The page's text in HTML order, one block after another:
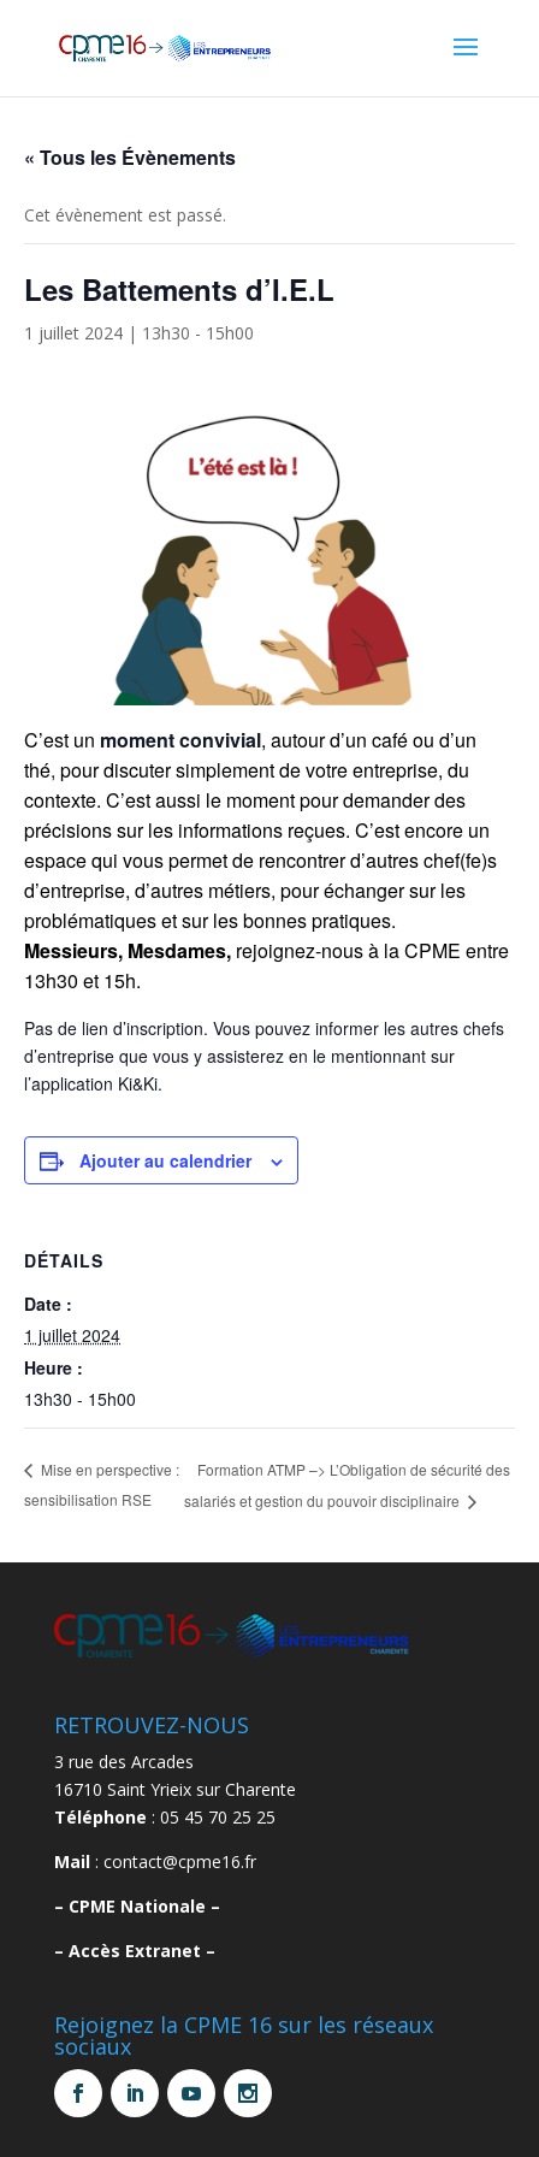
« Tous les Évènements
Cet évènement est passé.
Les Battements d’I.E.L
1 juillet 2024 | 13h30 - 15h00
C’est un moment convivial, autour d’un café ou d’un
thé, pour discuter simplement de votre entreprise, du
contexte. C’est aussi le moment pour demander des
précisions sur les informations reçues. C’est encore un
espace qui vous permet de rencontrer d’autres chef(fe)s
d’entreprise, d’autres métiers, pour échanger sur les
problématiques et sur les bonnes pratiques.
Messieurs, Mesdames, rejoignez-nous à la CPME entre
13h30 et 15h.
Pas de lien d’inscription. Vous pouvez informer les autres chefs
d’entreprise que vous y assisterez en le mentionnant sur
l’application Ki&Ki.
Ajouter au calendrier
DÉTAILS
Date :
1 juillet 2024
Heure :
13h30 - 15h00
Mise en perspective :
sensibilisation RSE
Formation ATMP –> L’Obligation de sécurité des
salariés et gestion du pouvoir disciplinaire
RETROUVEZ-NOUS
3 rue des Arcades
16710 Saint Yrieix sur Charente
Téléphone : 05 45 70 25 25
Mail: contact@cpme16.fr
– CPME Nationale –
– Accès Extranet –
Rejoignez la CPME 16 sur les réseaux
sociaux